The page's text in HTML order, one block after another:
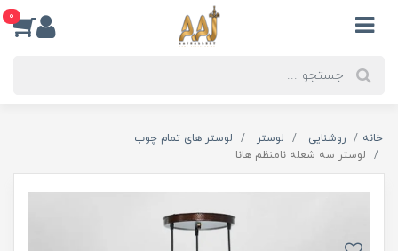
0
خانه روشنایی لوستر
لوستر های تمام چوب
لوستر سه شعله نامنظم هانا